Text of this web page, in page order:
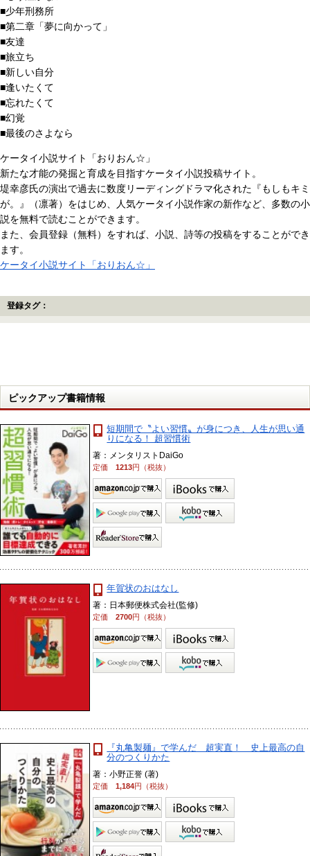
■少年刑務所
■第二章「夢に向かって」
■友達
■旅立ち
■新しい自分
■逢いたくて
■忘れたくて
■幻覚
■最後のさよなら
ケータイ小説サイト「おりおん☆」
新たな才能の発掘と育成を目指すケータイ小説投稿サイト。
堤幸彦氏の演出で過去に数度リーディングドラマ化された『もしもキミ
が。』（凛著）をはじめ、人気ケータイ小説作家の新作など、多数の小
説を無料で読むことができます。
また、会員登録（無料）をすれば、小説、詩等の投稿をすることができ
ます。
ケータイ小説サイト「おりおん☆」
登録タグ：
ピックアップ書籍情報
短期間で〝よい習慣〟が身につき、人生が思い通
りになる！ 超習慣術
著：メンタリストDaiGo
定価1213円（税抜）
年賀状のおはなし
著：日本郵便株式会社(監修)
定価2700円（税抜）
『丸亀製麺』で学んだ 超実直！ 史上最高の自
分のつくりかた
著：小野正誉 (著)
定価1,184円（税抜）